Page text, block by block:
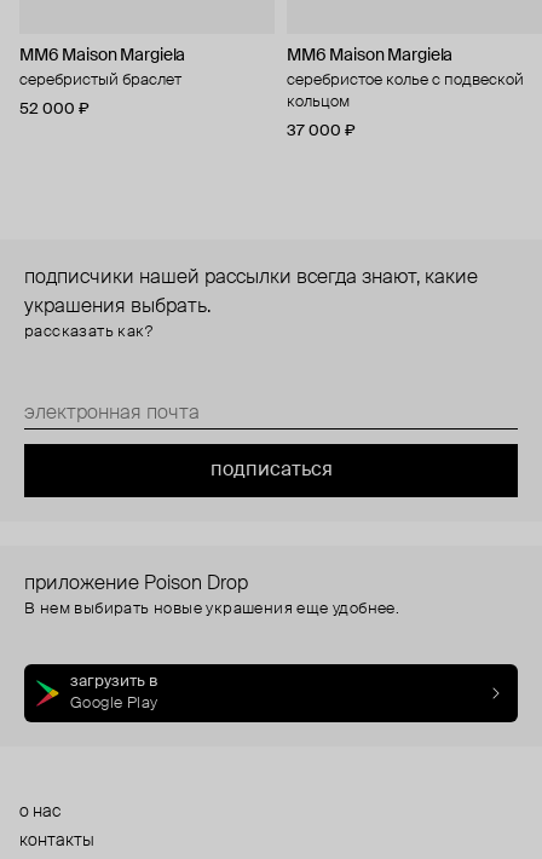
MM6 Maison Margiela
серебристый браслет
52 000 ₽
MM6 Maison Margiela
серебристое колье с подвеской
кольцом
37 000 ₽
подписчики нашей рассылки всегда знают, какие
украшения выбрать.
рассказать как?
подписаться
приложение Poison Drop
В нем выбирать новые украшения еще удобнее.
загрузить в
Google Play
о нас
контакты